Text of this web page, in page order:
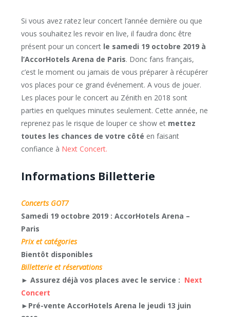
Si vous avez ratez leur concert l’année dernière ou que
vous souhaitez les revoir en live, il faudra donc être
présent pour un concert le samedi 19 octobre 2019 à
l’AccorHotels Arena de Paris. Donc fans français,
c’est le moment ou jamais de vous préparer à récupérer
vos places pour ce grand événement. A vous de jouer.
Les places pour le concert au Zénith en 2018 sont
parties en quelques minutes seulement. Cette année, ne
reprenez pas le risque de louper ce show et mettez
toutes les chances de votre côté en faisant
confiance à Next Concert.
Informations Billetterie
Concerts GOT7
Samedi 19 octobre 2019 : AccorHotels Arena –
Paris
Prix et catégories
Bientôt disponibles
Billetterie et réservations
► Assurez déjà vos places avec le service : Next
Concert
►Pré-vente AccorHotels Arena le jeudi 13 juin